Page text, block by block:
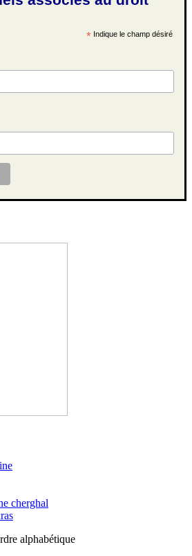
* Indique le champ désiré
cherghal
alphabétique